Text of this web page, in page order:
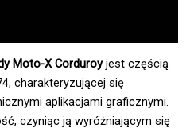
Moto-X Corduroyjest częścią
charakteryzującej się
aplikacjami graficznymi.
czyniąc ją wyróżniającym się